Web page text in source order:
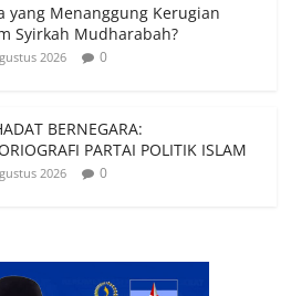
yang Menanggung Kerugian
Syirkah Mudharabah?
2026 0
BERNEGARA:
PARTAI POLITIK ISLAM
2026 0